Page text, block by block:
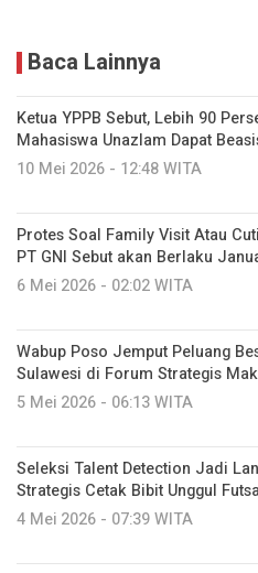
Baca Lainnya
Ketua YPPB Sebut, Lebih 90
Mahasiswa Unazlam Dapat
10 Mei 2026 - 12:48 WITA
Protes Soal Family Visit Atau
PT GNI Sebut akan Berlaku
6 Mei 2026 - 02:02 WITA
Wabup Poso Jemput Peluang
Sulawesi di Forum Strategis
5 Mei 2026 - 06:13 WITA
Seleksi Talent Detection Jadi
Strategis Cetak Bibit Unggul
4 Mei 2026 - 07:39 WITA